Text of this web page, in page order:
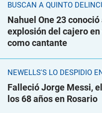
BUSCAN A QUINTO
Nahuel One 23
explosión del cajero
como cantante
NEWELLS'S LO DESPIDIÓ
Falleció Jorge Messi,
los 68 años en Rosario